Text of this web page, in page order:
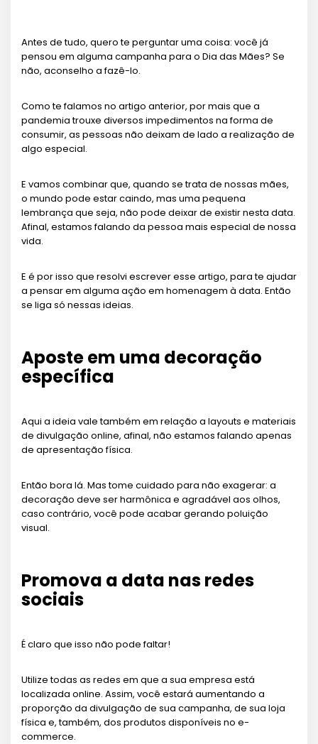
Antes de tudo, quero te perguntar uma coisa: você já
pensou em alguma campanha para o Dia das Mães? Se
não, aconselho a fazê-lo.
Como te falamos no artigo anterior, por mais que a
pandemia trouxe diversos impedimentos na forma de
consumir, as pessoas não deixam de lado a realização de
algo especial.
E vamos combinar que, quando se trata de nossas mães,
o mundo pode estar caindo, mas uma pequena
lembrança que seja, não pode deixar de existir nesta data.
Afinal, estamos falando da pessoa mais especial de nossa
vida.
E é por isso que resolvi escrever esse artigo, para te ajudar
a pensar em alguma ação em homenagem à data. Então
se liga só nessas ideias.
Aposte em uma decoração
específica
Aqui a ideia vale também em relação a layouts e materiais
de divulgação online, afinal, não estamos falando apenas
de apresentação física.
Então bora lá. Mas tome cuidado para não exagerar: a
decoração deve ser harmônica e agradável aos olhos,
caso contrário, você pode acabar gerando poluição
visual.
Promova a data nas redes
sociais
É claro que isso não pode faltar!
Utilize todas as redes em que a sua empresa está
localizada online. Assim, você estará aumentando a
proporção da divulgação de sua campanha, de sua loja
física e, também, dos produtos disponíveis no e-
commerce.